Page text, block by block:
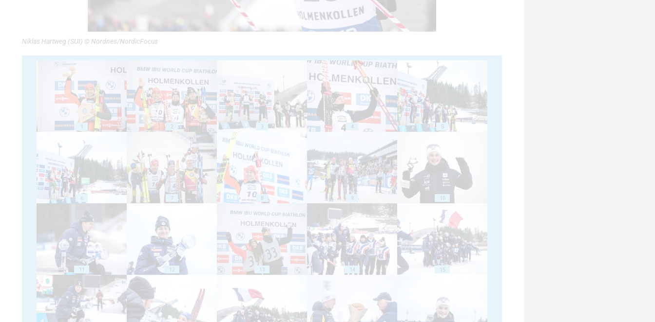
Niklas Hartweg (SUI) © Nordnes/NordicFocus
1 2 3 4 5
6 7 8 9 10
11 12 13 14 15